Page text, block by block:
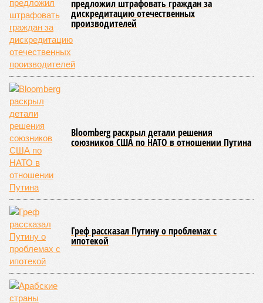
договора от 2008 года». «Концессия дала Армении
современную железную дорогу, при этом освободив
бюджет республики от затрат на её восстановление и
содержание. Дивиденды акционеру никогда не
выплачивались, вся прибыль шла на развитие железной
дороги», – добавил Белозёров.
И в самом деле. Российская сторона поставляла Армении
вагоны, по первому чиху ремонтировала пути, в том числе
повреждённые стихией, выплатила в казну закавказской
республики 15 млрд рублей налогов, пускала прибыль на
развитие местной железнодорожной инфраструктуры.
Из слов Белозёрова и приведённых фактов легко сделать
вывод о том, что ОАО «РЖД» занималось в Армении не
деловой активностью, а сугубой благотворительностью, не
инвестировало, а раздавало пожертвования, не
зарабатывало само, а давало зарабатывать другим и,
выходит, никак не гарантировало собственные интересы.
«Пока самая популярная в Армении точка зрения по
поводу будущего железных дорог рес­публики –
национализировать пути сообщения и, естественно,
ничего РЖД не компенсировать. Модернизация железных
дорог Армении за счёт России в Ереване считается